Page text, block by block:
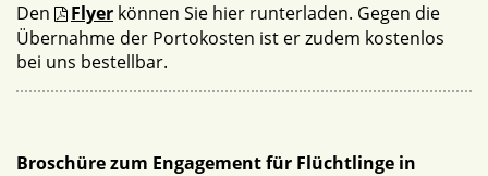
Den
Flyer können Sie hier runterladen. Gegen die
Übernahme der Portokosten ist er zudem kostenlos
bei uns bestellbar.
Broschüre zum Engagement für Flüchtlinge in